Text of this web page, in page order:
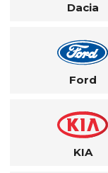
Dacia
Ford
KIA